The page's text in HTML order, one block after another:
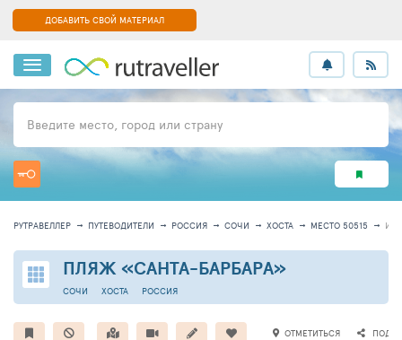
ДОБАВИТЬ СВОЙ МАТЕРИАЛ
Введите место, город или страну
РУТРАВЕЛЛЕР ПУТЕВОДИТЕЛИ РОССИЯ СОЧИ ХОСТА МЕСТО 50515
ПЛЯЖ «САНТА-БАРБАРА»
РОССИЯ
СОЧИ ХОСТА
ОТМЕТИТЬСЯ